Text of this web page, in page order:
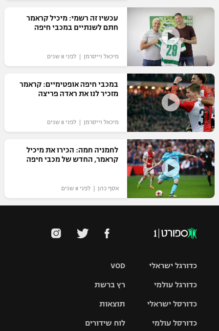
עכשיו זה רשמי: מיכיל קראמר
חתם לשנתיים במכבי חיפה
מיכאל וייסרמן | לפני 8 שנים
במכבי חיפה אופטימיים: קראמר
מזכיר לנו את ראדה פריצה
מיכאל וייסרמן | לפני 8 שנים
לחמניה חמה: הכירו את מיכיל
קראמר, החדש של מכבי חיפה
אסף כהן | לפני 8 שנים
VOD
רץ ברשת
תוצאות
לוח שידורים
כדורגל ישראלי
כדורגל עולמי
האלופות
כדורסל ישראלי
כדורסל עולמי